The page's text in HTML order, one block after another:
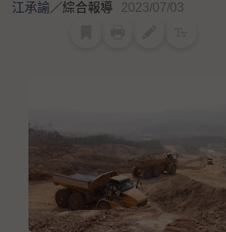
江承諭／綜合報導 2023/07/03